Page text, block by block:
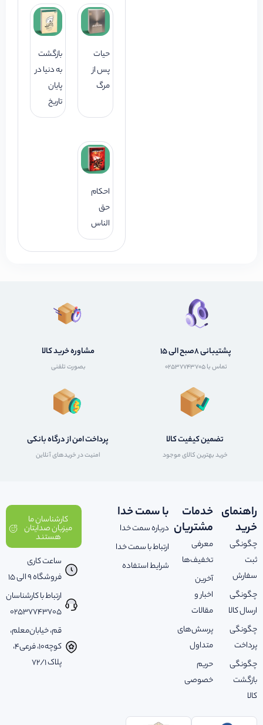
حیات
پس از
مرگ
بازگشت
به دنیا در
پایان
تاریخ
احکام
حق
الناس
پشتیبانی 8صبح الی 15
تماس با 02537743705
مشاوره خرید کالا
بصورت تلفنی
تضمین کیفیت کالا
خرید بهترین کالای موجود
پرداخت امن از درگاه بانکی
امنیت در خریدهای آنلاین
راهنمای
خرید
چگونگی
ثبت
سفارش
چگونگی
ارسال کالا
چگونگی
پرداخت
چگونگی
بازگشت
کالا
خدمات
مشتریان
معرفی
تخفیف‌ها
آخرین
اخبار و
مقالات
پرسش‌های
متداول
حریم
خصوصی
با سمت خدا
درباره سمت خدا
ارتباط با سمت خدا
شرایط استفاده
کارشناسان ما
میزبان صدایتان
هستند
ساعت کاری
فروشگاه 9 الی 15
ارتباط با کارشناسان
02537743705
قم، خیابان‌معلم،
کوچه‌10، فرعی‌4،
پلاک ‌72/1